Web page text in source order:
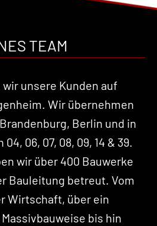
TEAM
unsere Kunden auf
Wir übernehmen
Berlin und in
06, 07, 08, 09, 14 & 39.
wir über 400 Bauwerke
Bauleitung betreut. Vom
Wirtschaft, über ein
bis hin